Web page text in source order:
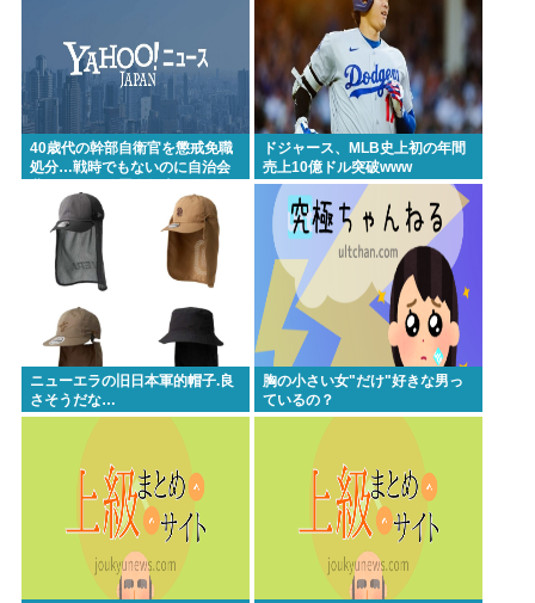
【悲報】性的暴行された時の話聞いて欲しい
グエン、初捕獲
成金クソ坊主と葬儀屋が大喜びする葬式とかいうゴ
ミイベント ガチで高すぎると話題に
【高市】愛国者「正式に選ばれた総理大臣に背く事
は国体に背く事に等しい。誰が主人かハッキリさせ
るべき」
リンゴ・スター⬅︎この人だけソロがしょぼいみたいな
風潮あるじゃないですか
「巨乳」vs「巨尻」→結局どっちが良いの？
40歳代の幹部自衛官を懲戒免職
処分…戦時でもないのに自治会
ドジャース、МLB史上初の年間
売上10億ドル突破www
ニューエラの旧日本軍的帽子.良
さそうだな…
胸の小さい女"だけ"好きな男っ
ているの？